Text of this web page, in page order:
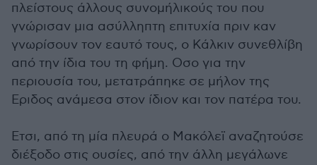
πλείστους άλλους συνομήλικούς του που
γνώρισαν μια ασύλληπτη επιτυχία πριν καν
γνωρίσουν τον εαυτό τους, ο Κάλκιν συνεθλίβη
από την ίδια του τη φήμη. Οσο για την
περιουσία του, μετατράπηκε σε μήλον της
Εριδος ανάμεσα στον ίδιον και τον πατέρα του.
Ετσι, από τη μία πλευρά ο Μακόλεϊ αναζητούσε
διέξοδο στις ουσίες, από την άλλη μεγάλωνε